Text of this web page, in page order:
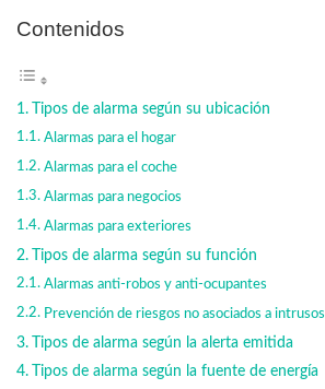
Contenidos
Tipos de alarma según su ubicación
Alarmas para el hogar
Alarmas para el coche
Alarmas para negocios
Alarmas para exteriores
Tipos de alarma según su función
Alarmas anti-robos y anti-ocupantes
Prevención de riesgos no asociados a intrusos
Tipos de alarma según la alerta emitida
Tipos de alarma según la fuente de energía